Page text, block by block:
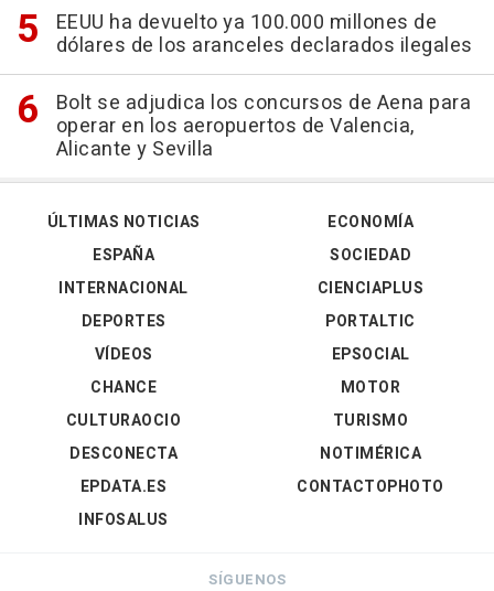
EEUU ha devuelto ya 100.000 millones de
dólares de los aranceles declarados ilegales
Bolt se adjudica los concursos de Aena para
operar en los aeropuertos de Valencia,
Alicante y Sevilla
ÚLTIMAS NOTICIAS
ESPAÑA
INTERNACIONAL
DEPORTES
VÍDEOS
ECONOMÍA
SOCIEDAD
CIENCIAPLUS
PORTALTIC
EPSOCIAL
CHANCE
CULTURAOCIO
DESCONECTA
EPDATA.ES
INFOSALUS
MOTOR
TURISMO
NOTIMÉRICA
CONTACTOPHOTO
SÍGUENOS